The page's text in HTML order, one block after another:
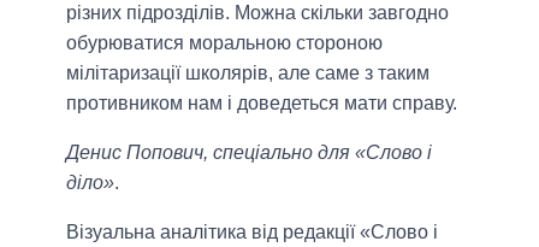
різних підрозділів. Можна скільки завгодно
обурюватися моральною стороною
мілітаризації школярів, але саме з таким
противником нам і доведеться мати справу.
Денис Попович, спеціально для «Слово і
діло».
Візуальна аналітика від редакції «Слово і